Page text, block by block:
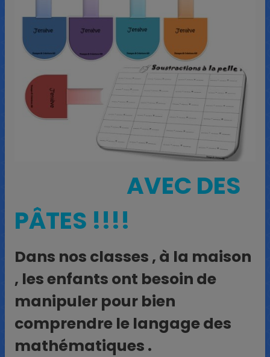
AVEC DES
PÂTES !!!!
Dans nos classes , à la maison
, les enfants ont besoin de
manipuler pour bien
comprendre le langage des
mathématiques .